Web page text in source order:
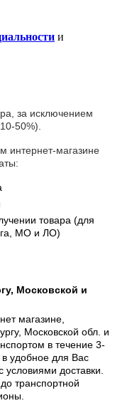
и
за исключением
50%).
интернет-магазине
товара (для
МО и ЛО)
Московской и
магазине,
Московской обл. и
в течение 3-
в удобное для Вас
доставки.
транспортной